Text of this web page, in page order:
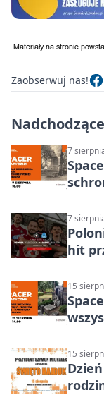
Zaobserwuj nas!
7
7
hit
15
15